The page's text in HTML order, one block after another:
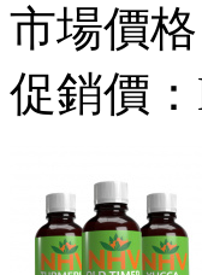
市場價格
促銷價：